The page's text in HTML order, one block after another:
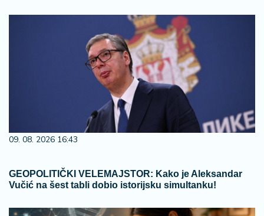
09. 08. 2026 16:43
GEOPOLITIČKI VELEMAJSTOR: Kako je Aleksandar
Vučić na šest tabli dobio istorijsku simultanku!